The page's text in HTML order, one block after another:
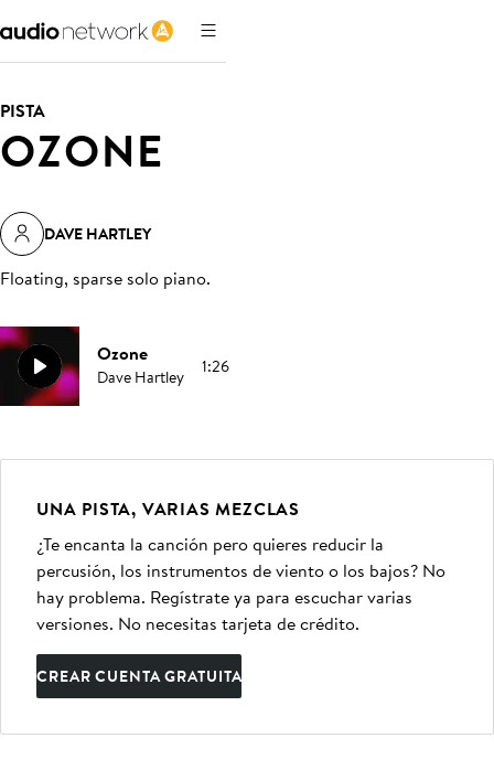
PISTA
OZONE
DAVE HARTLEY
Floating, sparse solo piano.
Ozone
Dave Hartley 1:26
UNA PISTA, VARIAS MEZCLAS
¿Te encanta la canción pero quieres reducir la
percusión, los instrumentos de viento o los bajos? No
hay problema. Regístrate ya para escuchar varias
versiones. No necesitas tarjeta de crédito.
CREAR CUENTA GRATUITA